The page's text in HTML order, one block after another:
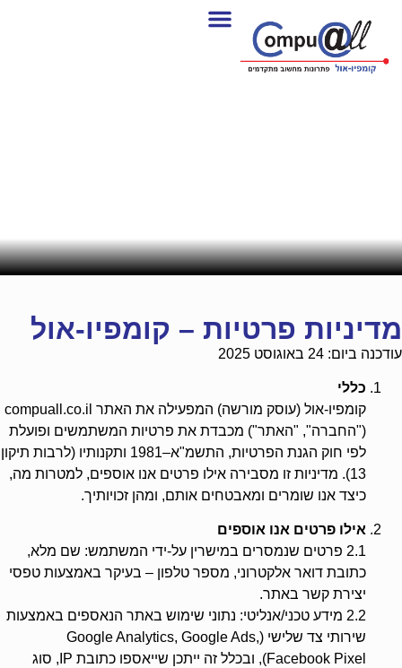
מדיניות פרטיות – קומפיו-אול
עודכנה ביום: 24 באוגוסט 2025
כללי
קומפיו-אול (עוסק מורשה) המפעילה את האתר compuall.co.il
("החברה", "האתר") מכבדת את פרטיות המשתמשים ופועלת
לפי חוק הגנת הפרטיות, התשמ"א–1981 ותקנותיו (לרבות תיקון
13). מדיניות זו מסבירה אילו פרטים אנו אוספים, למטרות מה,
כיצד אנו שומרים ומאבטחים אותם, ומהן זכויותיך.
אילו פרטים אנו אוספים
2.1 פרטים שנמסרים במישרין על‑ידי המשתמש: שם מלא,
כתובת דואר אלקטרוני, מספר טלפון – בעיקר באמצעות טפסי
יצירת קשר באתר.
2.2 מידע טכני/אנליטי: נתוני שימוש באתר הנאספים באמצעות
שירותי צד שלישי (Google Analytics, Google Ads,
Facebook Pixel), ובכלל זה ייתכן שייאספו כתובת IP, סוג